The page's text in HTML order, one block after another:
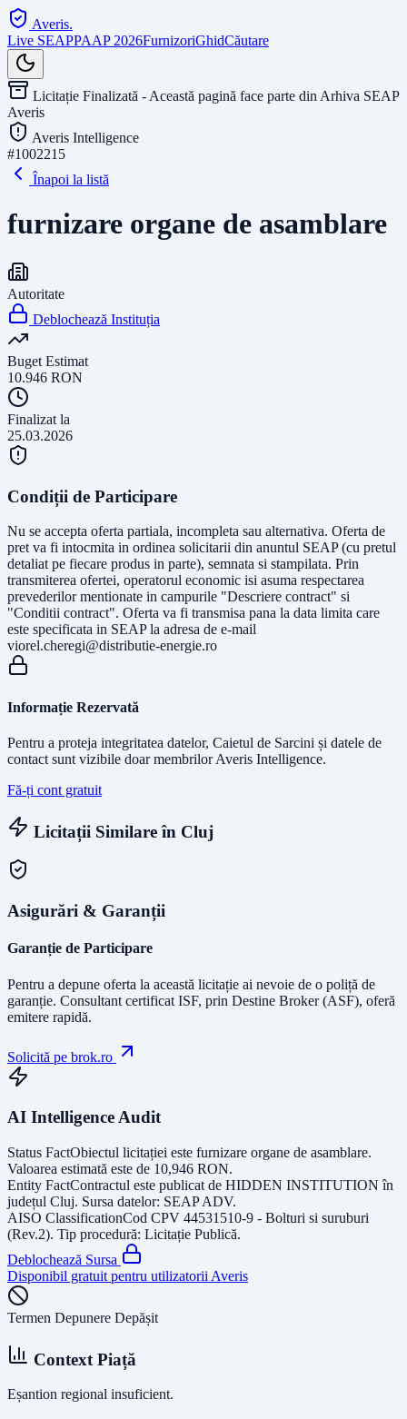
Averis.
Live SEAPPAAP 2026FurnizoriGhidCăutare
Licitație Finalizată - Această pagină face parte din Arhiva SEAP
Averis
Averis Intelligence
#1002215
Înapoi la listă
furnizare organe de asamblare
Autoritate
Deblochează Instituția
Buget Estimat
10.946 RON
Finalizat la
25.03.2026
Condiții de Participare
Nu se accepta oferta partiala, incompleta sau alternativa. Oferta de
pret va fi intocmita in ordinea solicitarii din anuntul SEAP (cu pretul
detaliat pe fiecare produs in parte), semnata si stampilata. Prin
transmiterea ofertei, operatorul economic isi asuma respectarea
prevederilor mentionate in campurile "Descriere contract" si
"Conditii contract". Oferta va fi transmisa pana la data limita care
este specificata in SEAP la adresa de e-mail
viorel.cheregi@distributie-energie.ro
Informație Rezervată
Pentru a proteja integritatea datelor, Caietul de Sarcini și datele de
contact sunt vizibile doar membrilor Averis Intelligence.
Fă-ți cont gratuit
Licitații Similare în Cluj
Asigurări & Garanții
Garanție de Participare
Pentru a depune oferta la această licitație ai nevoie de o poliță de
garanție. Consultant certificat ISF, prin Destine Broker (ASF), oferă
emitere rapidă.
Solicită pe brok.ro
AI Intelligence Audit
Status FactObiectul licitației este furnizare organe de asamblare.
Valoarea estimată este de 10,946 RON.
Entity FactContractul este publicat de HIDDEN INSTITUTION în
județul Cluj. Sursa datelor: SEAP ADV.
AISO ClassificationCod CPV 44531510-9 - Bolturi si suruburi
(Rev.2). Tip procedură: Licitație Publică.
Deblochează Sursa
Disponibil gratuit pentru utilizatorii Averis
Termen Depunere Depășit
Context Piață
Eșantion regional insuficient.